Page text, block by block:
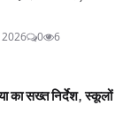
2026 0 6
का सख्त निर्देश, स्कूलों